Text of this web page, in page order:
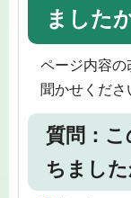
ました
ページ内容の
聞かせくださ
質問：
ちました